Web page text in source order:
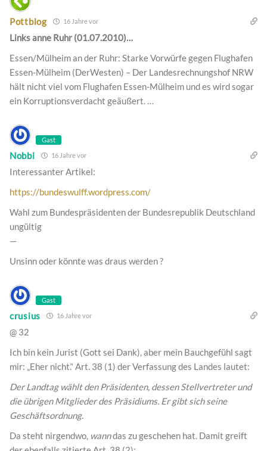
Pottblog 16 Jahre vor
Links anne Ruhr (01.07.2010)…
Essen/Mülheim an der Ruhr: Starke Vorwürfe gegen Flughafen
Essen-Mülheim (DerWesten) – Der Landesrechnungshof NRW
hält nicht viel vom Flughafen Essen-Mülheim und es wird sogar
ein Korruptionsverdacht geäußert. …
Gast
Nobbi 16 Jahre vor
Interessanter Artikel:
https://bundeswulff.wordpress.com/
Wahl zum Bundespräsidenten der Bundesrepublik Deutschland
ungültig
—
Unsinn oder könnte was draus werden ?
Gast
crusius 16 Jahre vor
@ 32
Ich bin kein Jurist (Gott sei Dank), aber mein Bauchgefühl sagt
mir: „Eher nicht.“ Art. 38 (1) der Verfassung des Landes lautet:
Der Landtag wählt den Präsidenten, dessen Stellvertreter und
die übrigen Mitglieder des Präsidiums. Er gibt sich seine
Geschäftsordnung.
Da steht nirgendwo, wanndas zu geschehen hat. Damit greift